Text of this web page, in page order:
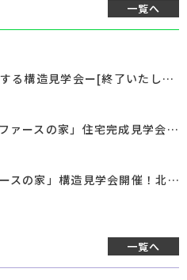
一覧へ
[構造見学会] ー性能を”実感”する構造見学会ー[終了いたしました]
[オープンハウス] 青森市で「ファースの家」住宅完成見学会開催！北海道仕様[終了いたしました]
[構造見学会] 青森市で「ファースの家」構造見学会開催！北海道仕様[終了いたしました]
一覧へ